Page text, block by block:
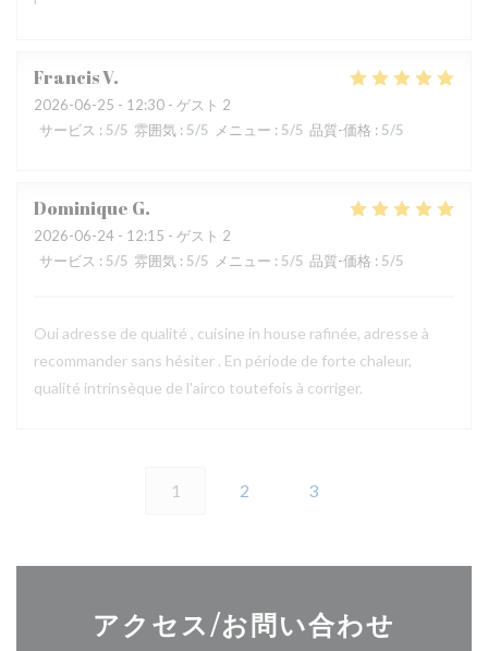
FrancisV
2026-06-25 - 12:30 - ゲスト 2
サービス : 5/5 雰囲気 : 5/5 メニュー : 5/5 品質-価格 : 5/5
Dominique G
2026-06-24 - 12:15 - ゲスト 2
サービス : 5/5 雰囲気 : 5/5 メニュー : 5/5 品質-価格 : 5/5
Oui adresse de qualité , cuisine in house rafinée, adresse à
recommander sans hésiter . En période de forte chaleur,
qualité intrinsèque de l'airco toutefois à corriger.
1 2 3
アクセス/お問い合わせ